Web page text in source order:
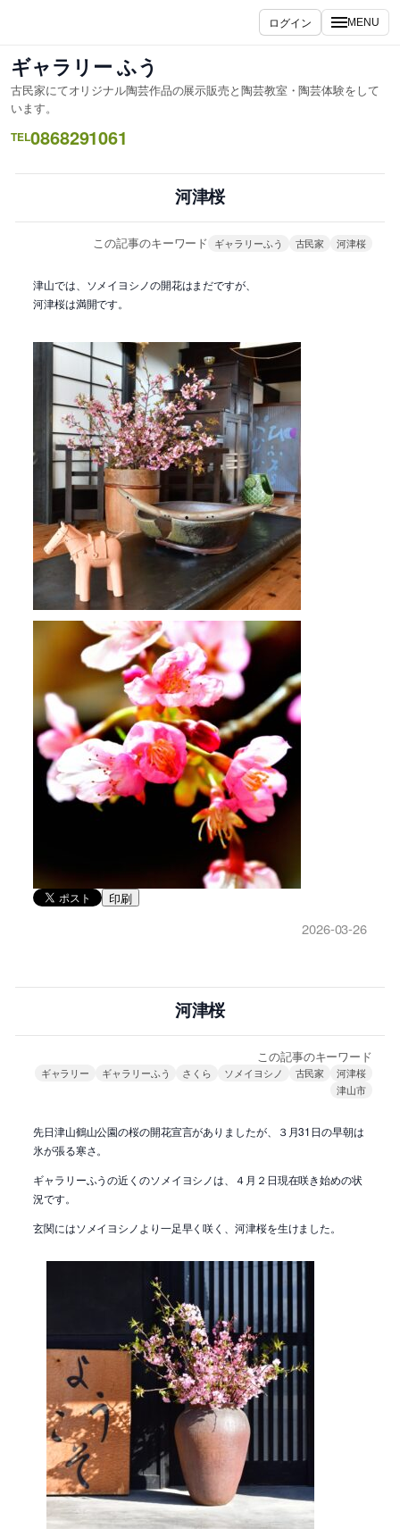
ス
キ
ッ
プ
ログイン MENU
ギャラリー ふう
古民家にてオリジナル陶芸作品の展示販売と陶芸教室・陶芸体験をして
います。
TEL0868291061
河津桜
この記事のキーワード ギャラリーふう 古民家 河津桜
津山では、ソメイヨシノの開花はまだですが、
河津桜は満開です。
印刷
2026-03-26
河津桜
この記事のキーワード
ギャラリー ギャラリーふう さくら ソメイヨシノ 古民家
河津桜
津山市
先日津山鶴山公園の桜の開花宣言がありましたが、３月31日の早朝は
氷が張る寒さ。
ギャラリーふうの近くのソメイヨシノは、４月２日現在咲き始めの状
況です。
玄関にはソメイヨシノより一足早く咲く、河津桜を生けました。